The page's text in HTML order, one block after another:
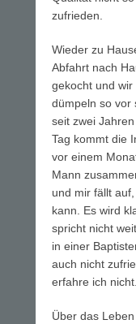
zufrieden.
Wieder zu
Abfahrt nach
gekocht und wir
dümpeln so vor
seit zwei
Tag kommt die
vor einem
Mann
und mir fällt
kann. Es wird
spricht nicht
in einer
auch nicht
erfahre ich nicht.
Über das